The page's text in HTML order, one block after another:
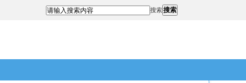
搜索搜索